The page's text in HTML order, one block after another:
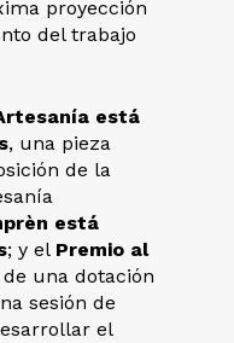
proyección
del trabajo
está
, una pieza
de la
está
; y el Premio al
una dotación
sesión de
el